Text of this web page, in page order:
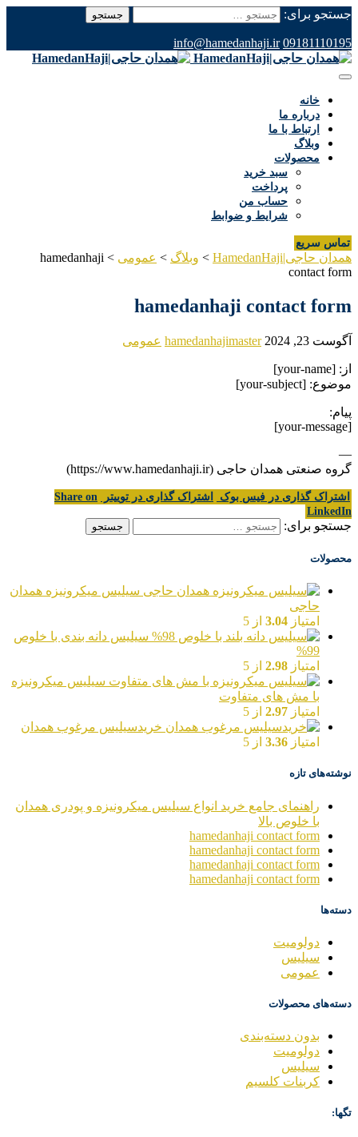
جستجو برای:
09181110195
info@hamedanhaji.ir
خانه
درباره ما
ارتباط با ما
وبلاگ
محصولات
سبد خرید
پرداخت
حساب من
شرایط و ضوابط
تماس سریع
همدان حاجی|HamedanHaji > وبلاگ > عمومی >
hamedanhaji
contact form
hamedanhaji contact form
آگوست 23, 2024 hamedanhajimaster عمومی
از: [your-name]
موضوع: [your-subject]
پیام:
[your-message]
—
گروه صنعتی همدان حاجی (https://www.hamedanhaji.ir)
اشتراک گذاری در فیس بوک اشتراک گذاری در توییتر
Share on
LinkedIn
جستجو برای:
محصولات
سیلیس میکرونیزه همدان
حاجی
امتیاز 3.04 از 5
سیلیس دانه بندی با خلوص
99%
امتیاز 2.98 از 5
سیلیس میکرونیزه
با مش های متفاوت
امتیاز 2.97 از 5
خریدسیلیس مرغوب همدان
امتیاز 3.36 از 5
نوشته‌های تازه
راهنمای جامع خرید انواع سیلیس میکرونیزه و پودری همدان
با خلوص بالا
hamedanhaji contact form
hamedanhaji contact form
hamedanhaji contact form
hamedanhaji contact form
دسته‌ها
دولومیت
سیلیس
عمومی
دسته‌های محصولات
بدون دسته‌بندی
دولومیت
سیلیس
کربنات کلسیم
تگها: